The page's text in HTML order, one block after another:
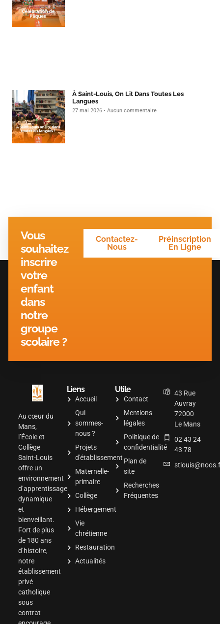
À Saint-Louis, On Lit Dans Toutes Les
Langues
27 mai 2026 Aucun commentaire
Vous
souhaitez
inscrire
votre
enfant
dans
notre
groupe
scolaire ?
Contactez-
Nous
Préinscription
En Ligne
Au cœur du
Mans,
l’École et
Collège
Saint-Louis
offre un
environnement
d’apprentissage
dynamique
et
bienveillant.
Fort de plus
de 180 ans
d’histoire,
notre
établissement
privé
catholique
sous
contrat
Liens
Accueil
Qui
sommes-
nous ?
Projets
d'établissement
Maternelle-
primaire
Collège
Hébergement
Vie
chrétienne
Restauration
Actualités
Utile
Contact
Mentions
légales
Politique de
confidentialité
Plan de
site
Recherches
Fréquentes
43 Rue
Auvray
72000
Le Mans
02 43 24
43 78